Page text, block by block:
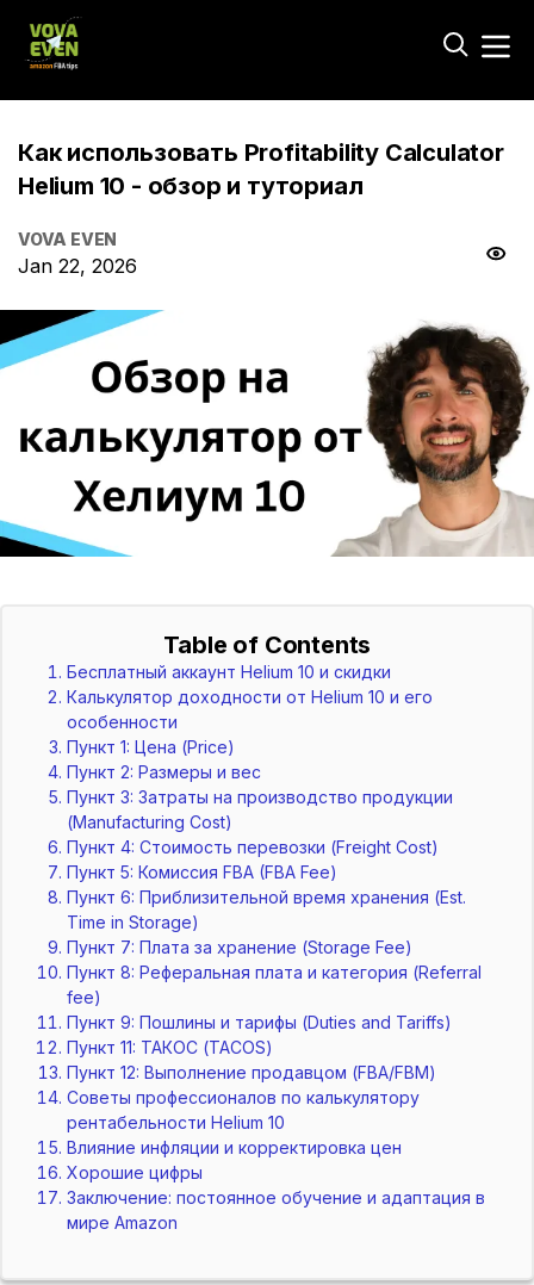
Как использовать Profitability Calculator
Helium 10 - обзор и туториал
VOVA EVEN
Jan 22, 2026
Table of Contents
Бесплатный аккаунт Helium 10 и скидки
Калькулятор доходности от Helium 10 и его
особенности
Пункт 1: Цена (Price)
Пункт 2: Размеры и вес
Пункт 3: Затраты на производство продукции
(Manufacturing Cost)
Пункт 4: Стоимость перевозки (Freight Cost)
Пункт 5: Комиссия FBA (FBA Fee)
Пункт 6: Приблизительной время хранения (Est.
Time in Storage)
Пункт 7: Плата за хранение (Storage Fee)
Пункт 8: Реферальная плата и категория (Referral
fee)
Пункт 9: Пошлины и тарифы (Duties and Tariffs)
Пункт 11: ТАКОС (TACOS)
Пункт 12: Выполнение продавцом (FBA/FBM)
Советы профессионалов по калькулятору
рентабельности Helium 10
Влияние инфляции и корректировка цен
Хорошие цифры
Заключение: постоянное обучение и адаптация в
мире Amazon